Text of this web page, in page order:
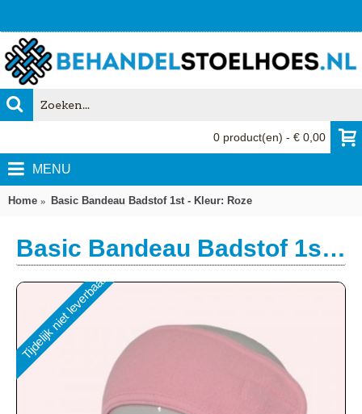
0 product(en) - € 0,00
MENU
Home Basic Bandeau Badstof 1st - Kleur: Roze
Basic Bandeau Badstof 1st - Kleur: Roze
Tijdelijk niet leverbaar